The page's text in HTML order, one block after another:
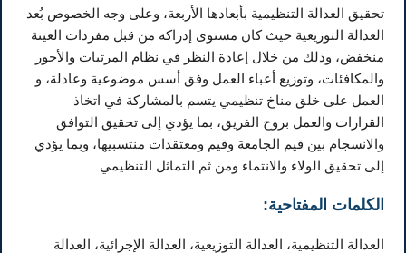
تحقيق العدالة التنظيمية بأبعادها الأربعة، وعلى وجه الخصوص بُعد
العدالة التوزيعية حيث كان مستوى إدراكه من قبل مفردات العينة
منخفض، وذلك من خلال إعادة النظر في نظام المرتبات والأجور
والمكافئات، وتوزيع أعباء العمل وفق أسس موضوعية وعادلة، و
العمل على خلق مناخ تنظيمي يتسم بالمشاركة في اتخاذ
القرارات والعمل بروح الفريق، بما يؤدي إلى تحقيق التوافق
والانسجام بين قيم الجامعة وقيم ومعتقدات منتسبيها، وبما يؤدي
إلى تحقيق الولاء والانتماء ومن ثم التماثل التنظيمي
الكلمات المفتاحية:
العدالة التنظيمية، العدالة التوزيعية، العدالة الإجرائية، العدالة